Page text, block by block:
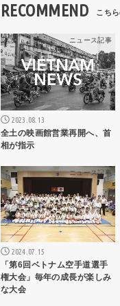
RECOMMEND
ニュース記事
2023.08.13
全土の映画館営業再開へ、首
相が指示
ニュース記事
2024.07.15
「第6回ベトナム空手道選手
権大会」毎年の成長が楽しみ
な大会